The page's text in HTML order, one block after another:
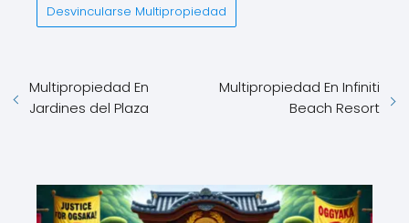
Desvincularse Multipropiedad
Multipropiedad En
Jardines del Plaza
Multipropiedad En Infiniti
Beach Resort